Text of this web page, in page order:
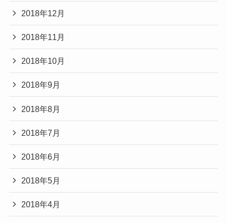
2018年12月
2018年11月
2018年10月
2018年9月
2018年8月
2018年7月
2018年6月
2018年5月
2018年4月